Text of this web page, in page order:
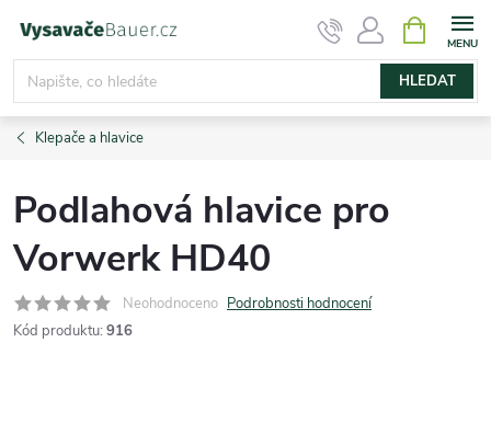
obsah
HLEDAT
NÁKUPNÍ
KOŠÍK
Klepače a hlavice
Podlahová hlavice pro
Vorwerk HD40
Neohodnoceno Podrobnosti hodnocení
Kód produktu: 916